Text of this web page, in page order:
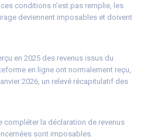
ces conditions n’est pas remplie, les
deviennent imposables et doivent
en 2025 des revenus issus du
en ligne ont normalement reçu,
2026, un relevé récapitulatif des
compléter la déclaration de revenus
sont imposables.